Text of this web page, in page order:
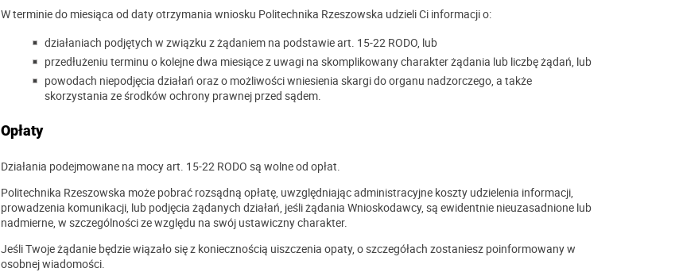
W terminie do miesiąca od daty otrzymania wniosku Politechnika Rzeszowska udzieli Ci informacji o:
działaniach podjętych w związku z żądaniem na podstawie art. 15-22 RODO, lub
przedłużeniu terminu o kolejne dwa miesiące z uwagi na skomplikowany charakter żądania lub liczbę żądań, lub
powodach niepodjęcia działań oraz o możliwości wniesienia skargi do organu nadzorczego, a także
skorzystania ze środków ochrony prawnej przed sądem.
Opłaty
Działania podejmowane na mocy art. 15-22 RODO są wolne od opłat.
Politechnika Rzeszowska może pobrać rozsądną opłatę, uwzględniając administracyjne koszty udzielenia informacji,
prowadzenia komunikacji, lub podjęcia żądanych działań, jeśli żądania Wnioskodawcy, są ewidentnie nieuzasadnione lub
nadmierne, w szczególności ze względu na swój ustawiczny charakter.
Jeśli Twoje żądanie będzie wiązało się z koniecznością uiszczenia opaty, o szczegółach zostaniesz poinformowany w
osobnej wiadomości.